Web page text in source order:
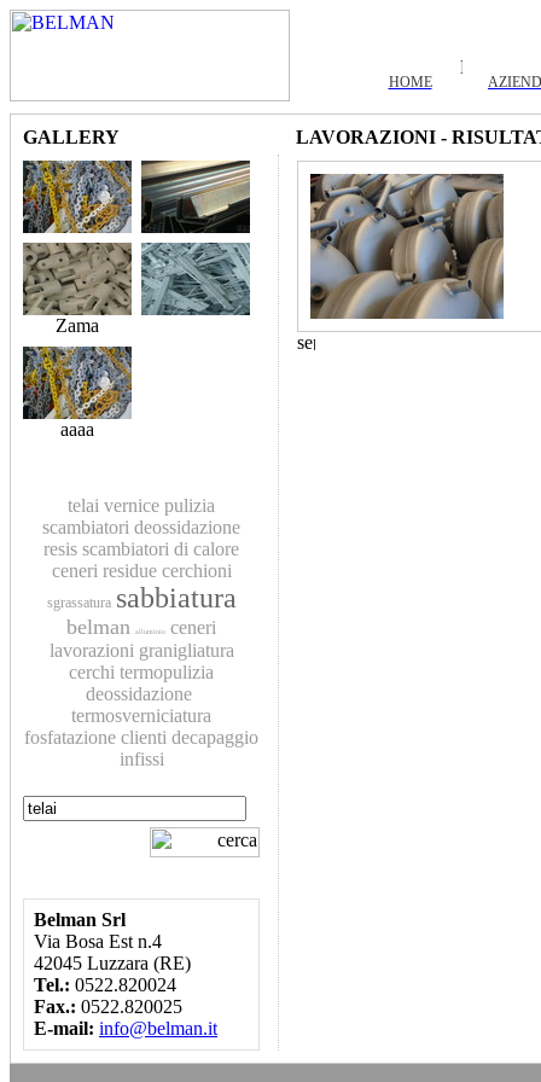
HOME
GALLERY LAVORAZIONI -
Zama
aaaa
telai vernice pulizia
scambiatori deossidazione
resis scambiatori di calore
ceneri residue cerchioni
sgrassatura sabbiatura
belman alluminio
ceneri
lavorazioni granigliatura
cerchi termopulizia
deossidazione
termosverniciatura
fosfatazione clienti decapaggio
infissi
Belman Srl
Via Bosa Est n.4
42045 Luzzara (RE)
Tel.: 0522.820024
Fax.: 0522.820025
E-mail: info@belman.it